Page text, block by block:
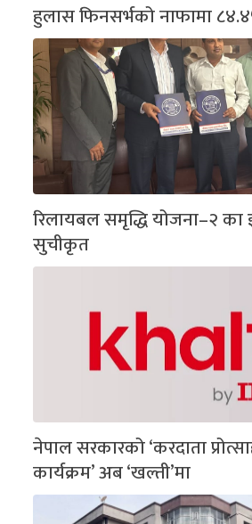
हुलास फिनसर्भको नाफामा
रिलायबल समृद्धि योजना–२
सुचीकृत
नेपाल सरकारको ‘करदाता
कार्यक्रम’ अब ‘खल्ती’मा